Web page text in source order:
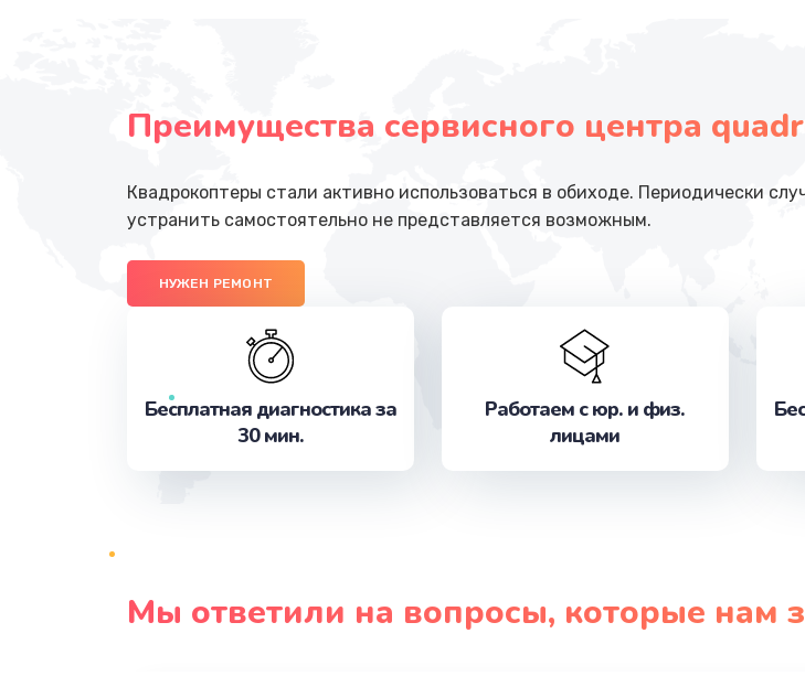
Преимущества сервисного центра
Квадрокоптеры стали активно использоваться в обиходе. Периодически
устранить самостоятельно не представляется возможным.
НУЖЕН РЕМОНТ
Бесплатная диагностика за
30 мин.
Работаем с юр. и физ.
лицами
Мы ответили на вопросы, которые нам